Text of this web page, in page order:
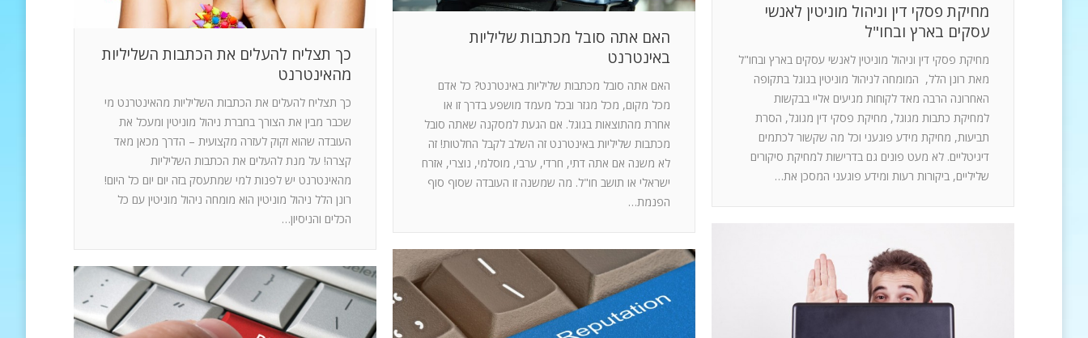
כך תצליח להעלים את הכתבות השליליות
מהאינטרנט
כך תצליח להעלים את הכתבות השליליות מהאינטרנט מי
שכבר מבין את הצורך בחברת ניהול מוניטין ומעכל את
העובדה שהוא זקוק לעזרה מקצועית – הדרך מכאן מאד
קצרה! על מנת להעלים את הכתבות השליליות
מהאינטרנט יש לפנות למי שמתעסק בזה יום יום כל היום!
רונן הלל ניהול מוניטין הוא מומחה ניהול מוניטין עם כל
הכלים והניסיון…
האם אתה סובל מכתבות שליליות
באינטרנט
האם אתה סובל מכתבות שליליות באינטרנט? כל אדם
מכל מקום, מכל מגזר ובכל מעמד מושפע בדרך זו או
אחרת מהתוצאות בגוגל. אם הגעת למסקנה שאתה סובל
מכתבות שליליות באינטרנט זה השלב לקבל החלטות! זה
לא משנה אם אתה דתי, חרדי, ערבי, מוסלמי, נוצרי, אזרח
ישראלי או תושב חו"ל. מה שמשנה זו העובדה שסוף סוף
הפנמת…
מחיקת פסקי דין וניהול מוניטין לאנשי
עסקים בארץ ובחו"ל
מחיקת פסקי דין וניהול מוניטין לאנשי עסקים בארץ ובחו"ל
מאת רונן הלל, המומחה לניהול מוניטין בגוגל בתקופה
האחרונה הרבה מאד לקוחות מגיעים אליי בבקשות
למחיקת כתבות מגוגל, מחיקת פסקי דין מגוגל, הסרת
תביעות, מחיקת מידע פוגעני וכל מה שקשור לכתמים
דיגיטליים. לא מעט פונים גם בדרישות למחיקת סיקורים
שליליים, ביקורות רעות ומידע פוגעני המסכן את…